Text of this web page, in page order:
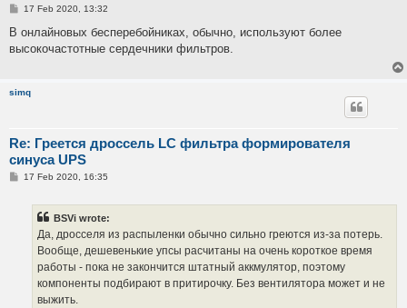
P
s
17 Feb 2020, 13:32
В онлайновых бесперебойниках, обычно, используют более
высокочастотные сердечники фильтров.
simq
Re: Греется дроссель LC фильтра формирователя
синуса UPS
P17 Feb 2020, 16:35
BSVi wrote:
Да, дросселя из распыленки обычно сильно греются из-за потерь.
Вообще, дешевенькие упсы расчитаны на очень короткое время
работы - пока не закончится штатный аккмулятор, поэтому
компоненты подбирают в притирочку. Без вентилятора может и не
выжить.